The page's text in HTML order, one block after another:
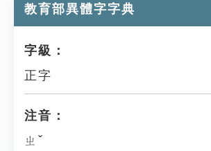
教育部異體字字典
字級：
正字
注音：
ㄓˇ